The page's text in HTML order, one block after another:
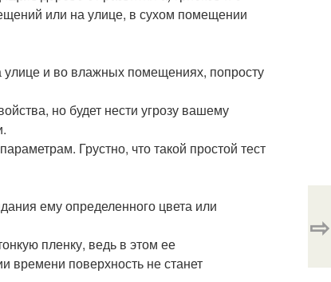
или на улице, в сухом помещении
и во влажных помещениях, попросту
но будет нести угрозу вашему
Грустно, что такой простой тест
ему определенного цвета или
пленку, ведь в этом ее
времени поверхность не станет
⇨